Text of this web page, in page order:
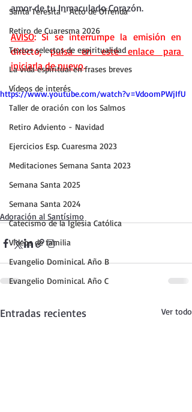
Santa Teresita - Acto de Ofrenda
Retiro de Cuaresma 2026
Textos selectos de espiritualidad
La vida espiritual en frases breves
Vídeos de interés
Taller de oración con los Salmos
Retiro Adviento - Navidad
Ejercicios Esp. Cuaresma 2023
Meditaciones Semana Santa 2023
Semana Santa 2025
Semana Santa 2024
Catecismo de la Iglesia Católica
Vídeos de familia
Evangelio Dominical. Año B
Evangelio Dominical. Año C
amor de tu Inmaculado Corazón.
AVISO: Si se interrumpe la emisión en
directo, pulsa en este enlace para
iniciarla de nuevo.
https://www.youtube.com/watch?v=VdoomPWjIfU
Adoración al Santísimo
Entradas recientes Ver todo